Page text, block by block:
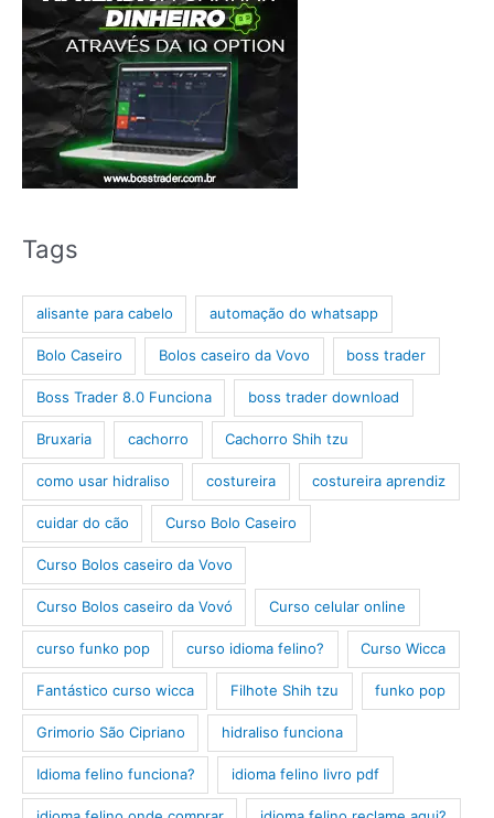
Tags
alisante para cabelo automação do whatsapp
Bolo Caseiro Bolos caseiro da Vovo boss trader
Boss Trader 8.0 Funciona boss trader download
Bruxaria cachorro Cachorro Shih tzu
como usar hidraliso costureira costureira aprendiz
cuidar do cão Curso Bolo Caseiro
Curso Bolos caseiro da Vovo
Curso Bolos caseiro da Vovó Curso celular online
curso funko pop curso idioma felino? Curso Wicca
Fantástico curso wicca Filhote Shih tzu funko pop
Grimorio São Cipriano hidraliso funciona
Idioma felino funciona? idioma felino livro pdf